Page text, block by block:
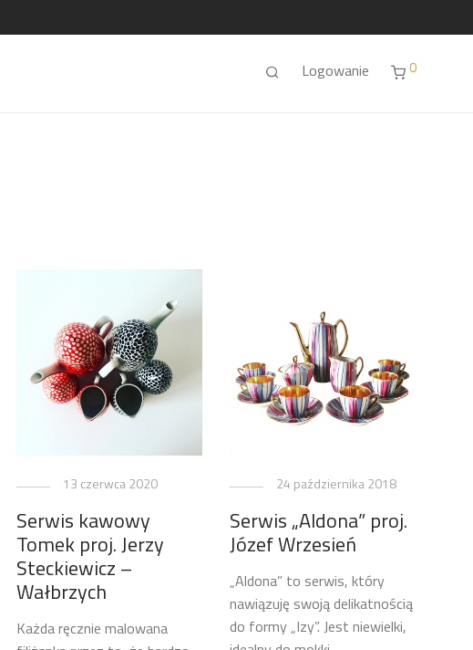
Logowanie 0
13 czerwca 2020
Serwis kawowy
Tomek proj. Jerzy
Steckiewicz –
Wałbrzych
Każda ręcznie malowana
24 października 2018
Serwis „Aldona” proj.
Józef Wrzesień
„Aldona” to serwis, który
nawiązuję swoją delikatnością
do formy „Izy”. Jest niewielki,